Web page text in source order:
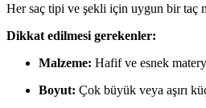
Her saç tipi ve şekli için uygun bir taç
Dikkat edilmesi gerekenler:
Malzeme: Hafif ve esnek
Boyut: Çok büyük veya aşırı